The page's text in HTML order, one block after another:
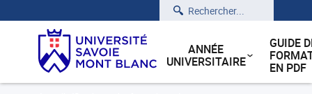
Rechercher
ANNÉE
UNIVERSITAIRE
GUIDE
EN PDF